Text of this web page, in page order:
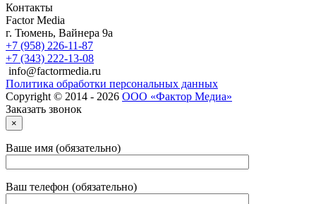
Контакты
Factor Media
г. Тюмень, Вайнера 9а
+7 (958) 226-11-87
+7 (343) 222-13-08
info@factormedia.ru
Политика обработки персональных данных
Copyright © 2014 - 2026 ООО «Фактор Медиа»
Заказать звонок
×
Ваше имя (обязательно)
Ваш телефон (обязательно)